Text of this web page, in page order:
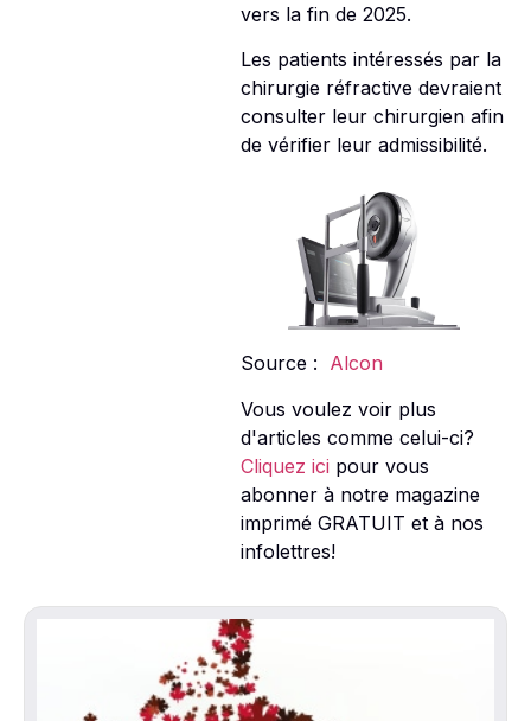
vers la fin de 2025.
Les patients intéressés par la
chirurgie réfractive devraient
consulter leur chirurgien afin
de vérifier leur admissibilité.
Source : Alcon
Vous voulez voir plus
d'articles comme celui-ci?
Cliquez ici pour vous
abonner à notre magazine
imprimé GRATUIT et à nos
infolettres!